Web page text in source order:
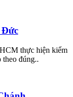
Đức
thực hiện kiểm
theo đúng..